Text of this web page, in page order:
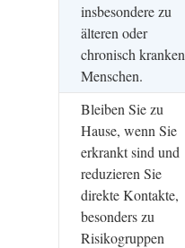
insbesondere zu
älteren oder
chronisch kranken
Menschen.
Bleiben Sie zu
Hause, wenn Sie
erkrankt sind und
reduzieren Sie
direkte Kontakte,
besonders zu
Risikogruppen